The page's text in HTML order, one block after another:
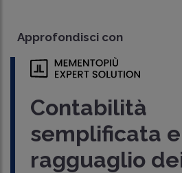
Approfondisci con
Contabilità
semplificata e
ragguaglio